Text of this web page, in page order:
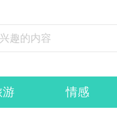
游 情感